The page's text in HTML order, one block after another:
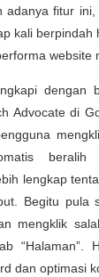
adanya fitur
kali berpindah
website
dengan
Advocate di
lengkap
Begitu pula
mengklik
“Halaman”.
dan optimasi